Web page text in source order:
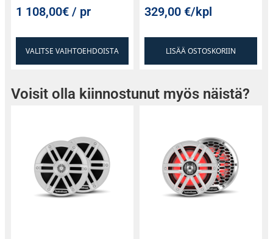
1 108,00€ / pr
VALITSE VAIHTOEHDOISTA
329,00€/kpl
LISÄÄ OSTOSKORIIN
Voisit olla kiinnostunut myös näistä?